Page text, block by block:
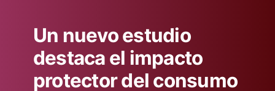
Un nuevo estudio
destaca el impacto
protector del consumo